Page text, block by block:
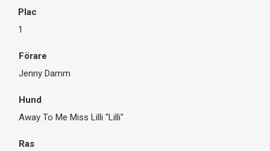
1
Jenny Damm
Away To Me Miss Lilli "Lilli"